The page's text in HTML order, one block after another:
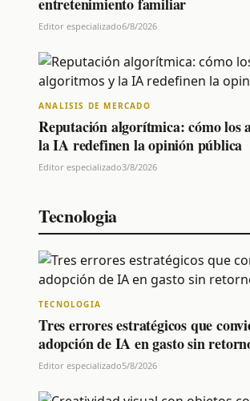
Editor especializado6/8/2026
ANALISIS DE MERCADO
Reputación algorítmica: cómo los
la IA redefinen la opinión pública
Editor especializado3/8/2026
Tecnologia
TECNOLOGIA
Tres errores estratégicos que
adopción de IA en gasto sin
Editor especializado5/8/2026